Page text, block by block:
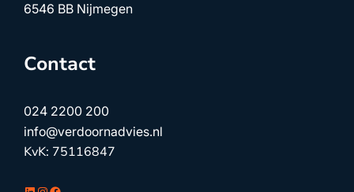
6546 BB Nijmegen
Contact
024 2200 200
info@verdoornadvies.nl
KvK: 75116847